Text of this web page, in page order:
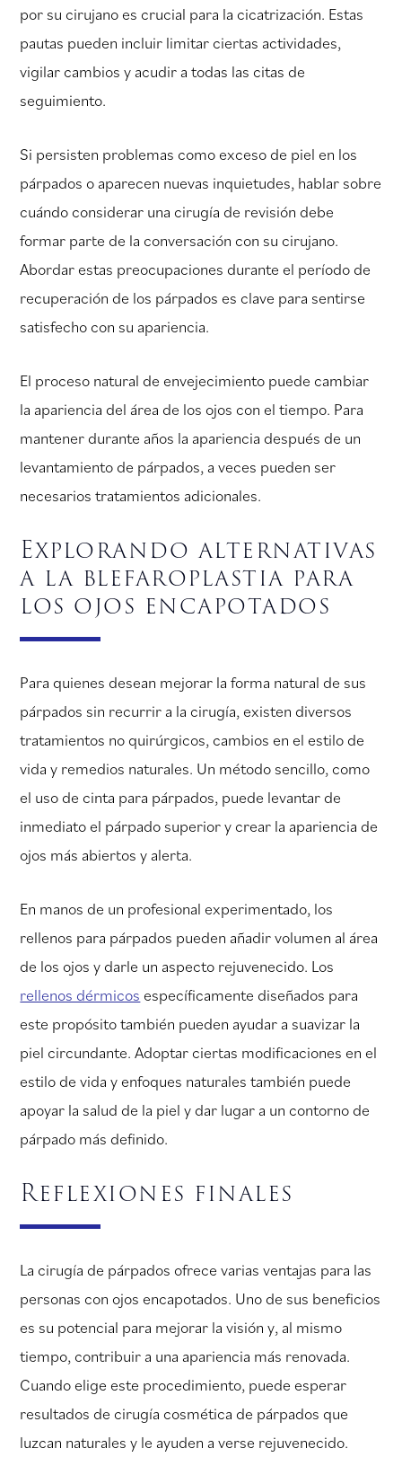
por su cirujano es crucial para la cicatrización. Estas
pautas pueden incluir limitar ciertas actividades,
vigilar cambios y acudir a todas las citas de
seguimiento.
Si persisten problemas como exceso de piel en los
párpados o aparecen nuevas inquietudes, hablar sobre
cuándo considerar una cirugía de revisión debe
formar parte de la conversación con su cirujano.
Abordar estas preocupaciones durante el período de
recuperación de los párpados es clave para sentirse
satisfecho con su apariencia.
El proceso natural de envejecimiento puede cambiar
la apariencia del área de los ojos con el tiempo. Para
mantener durante años la apariencia después de un
levantamiento de párpados, a veces pueden ser
necesarios tratamientos adicionales.
Explorando alternativas
a la blefaroplastia para
los ojos encapotados
Para quienes desean mejorar la forma natural de sus
párpados sin recurrir a la cirugía, existen diversos
tratamientos no quirúrgicos, cambios en el estilo de
vida y remedios naturales. Un método sencillo, como
el uso de cinta para párpados, puede levantar de
inmediato el párpado superior y crear la apariencia de
ojos más abiertos y alerta.
En manos de un profesional experimentado, los
rellenos para párpados pueden añadir volumen al área
de los ojos y darle un aspecto rejuvenecido. Los
rellenos dérmicos específicamente diseñados para
este propósito también pueden ayudar a suavizar la
piel circundante. Adoptar ciertas modificaciones en el
estilo de vida y enfoques naturales también puede
apoyar la salud de la piel y dar lugar a un contorno de
párpado más definido.
Reflexiones finales
La cirugía de párpados ofrece varias ventajas para las
personas con ojos encapotados. Uno de sus beneficios
es su potencial para mejorar la visión y, al mismo
tiempo, contribuir a una apariencia más renovada.
Cuando elige este procedimiento, puede esperar
resultados de cirugía cosmética de párpados que
luzcan naturales y le ayuden a verse rejuvenecido.